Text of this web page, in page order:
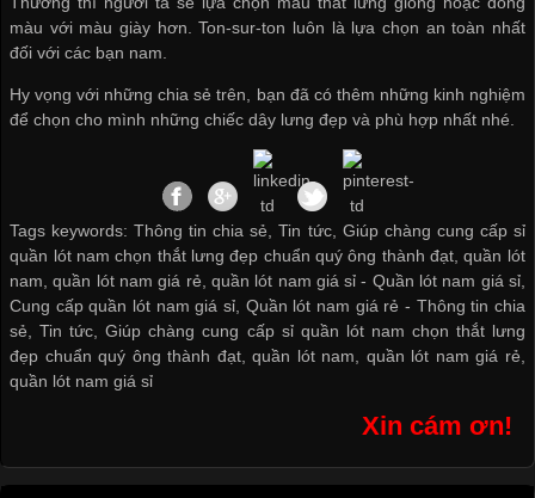
màu với màu giày hơn. Ton-sur-ton luôn là lựa chọn an toàn nhất
đối với các bạn nam.
Hy vọng với những chia sẻ trên, bạn đã có thêm những kinh nghiệm
để chọn cho mình những chiếc dây lưng đẹp và phù hợp nhất nhé.
Tags keywords: Thông tin chia sẻ, Tin tức, Giúp chàng cung cấp sỉ
quần lót nam chọn thắt lưng đẹp chuẩn quý ông thành đạt, quần lót
nam, quần lót nam giá rẻ, quần lót nam giá sỉ - Quần lót nam giá sỉ,
Cung cấp quần lót nam giá sỉ, Quần lót nam giá rẻ - Thông tin chia
sẻ,Tin tức,Giúp chàng cung cấp sỉ quần lót nam chọn thắt lưng
đẹp chuẩn quý ông thành đạt,quần lót nam, quần lót nam giá rẻ,
quần lót nam giá sỉ
Xin cám ơn!